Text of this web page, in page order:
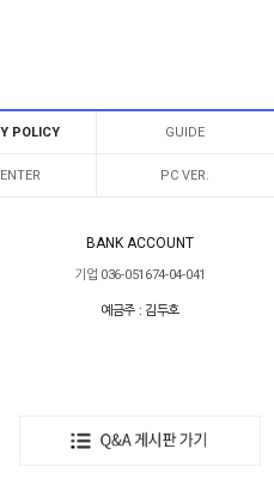
POLICY GUIDE
PC VER.
BANK ACCOUNT
기업 036-051674-04-041
예금주 : 김두호